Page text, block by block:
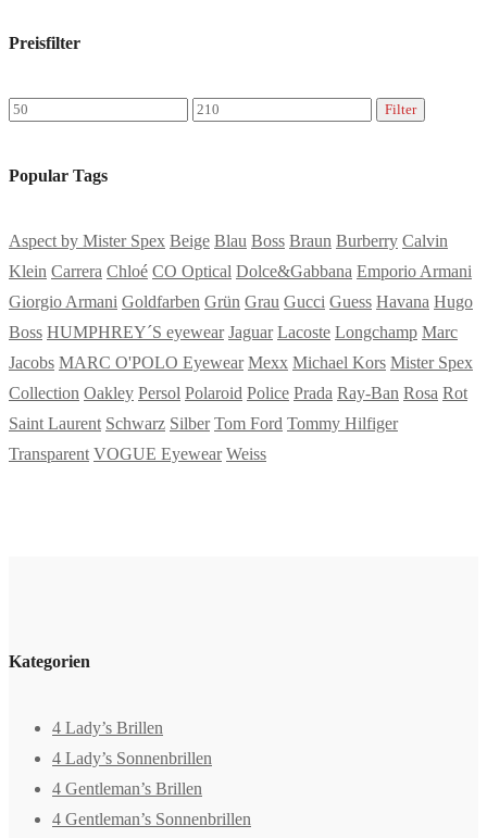
Preisfilter
Min.
Max.
Filter
Popular Tags
Aspect by Mister Spex Beige Blau Boss Braun Burberry Calvin
Klein Carrera Chloé CO Optical Dolce&Gabbana Emporio Armani
Giorgio Armani Goldfarben Grün Grau Gucci Guess Havana Hugo
Boss HUMPHREY´S eyewear Jaguar Lacoste Longchamp Marc
Jacobs MARC O'POLO Eyewear Mexx Michael Kors Mister Spex
Collection Oakley Persol Polaroid Police Prada Ray-Ban Rosa Rot
Saint Laurent Schwarz Silber Tom Ford Tommy Hilfiger
Transparent VOGUE Eyewear Weiss
Kategorien
4 Lady’s Brillen
4 Lady’s Sonnenbrillen
4 Gentleman’s Brillen
4 Gentleman’s Sonnenbrillen